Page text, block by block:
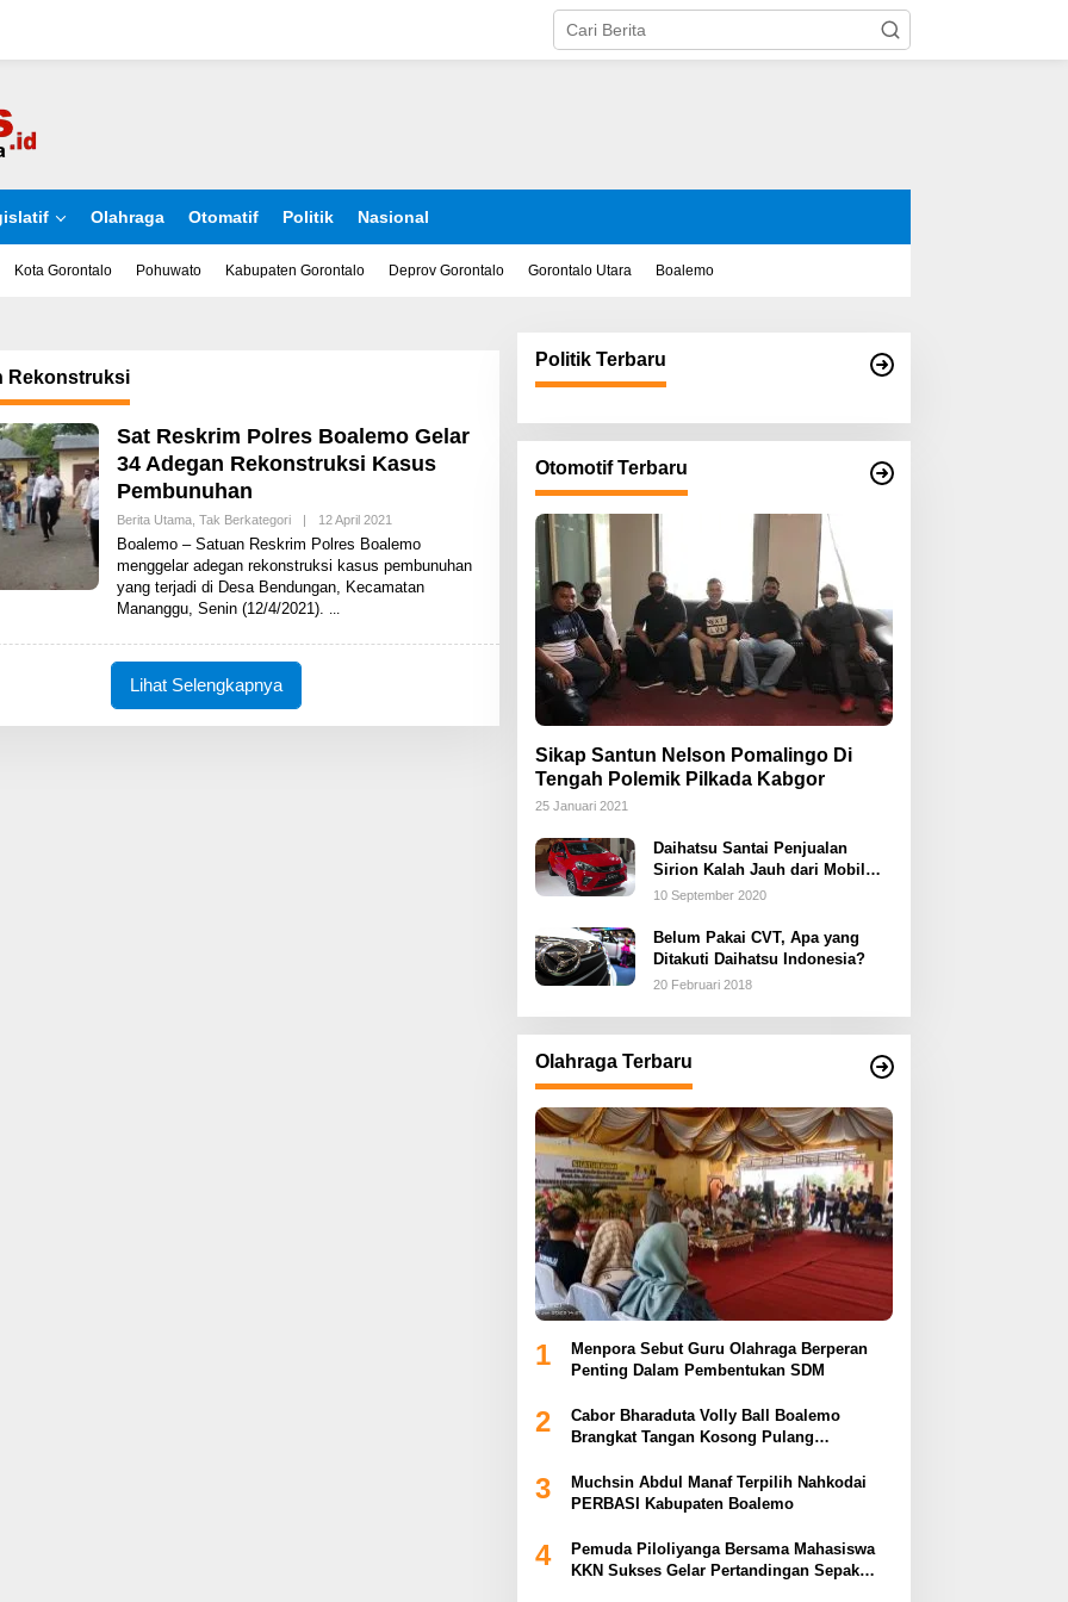
Olahraga Otomatif Politik Nasional
Kota Gorontalo Pohuwato Kabupaten Gorontalo Deprov Gorontalo Gorontalo Utara Boalemo
Rekonstruksi
Sat Reskrim Polres Boalemo Gelar
34 Adegan Rekonstruksi Kasus
Pembunuhan
Berita Utama, Tak Berkategori | 12 April 2021
E
H
S
Boalemo – Satuan Reskrim Polres Boalemo
menggelar adegan rekonstruksi kasus pembunuhan
yang terjadi di Desa Bendungan, Kecamatan
Mananggu, Senin (12/4/2021).
Lihat Selengkapnya
Politik Terbaru
Otomotif Terbaru
Sikap Santun Nelson Pomalingo Di
Tengah Polemik Pilkada Kabgor
25 Januari 2021
Daihatsu Santai Penjualan
Sirion Kalah Jauh dari Mobil
LCGC
10 September 2020
Belum Pakai CVT, Apa yang
Ditakuti Daihatsu Indonesia?
20 Februari 2018
Olahraga Terbaru
1
Menpora Sebut Guru Olahraga Berperan
Penting Dalam Pembentukan SDM
2
Cabor Bharaduta Volly Ball Boalemo
Brangkat Tangan Kosong Pulang
3
Muchsin Abdul Manaf Terpilih Nahkodai
PERBASI Kabupaten Boalemo
4
Pemuda Piloliyanga Bersama Mahasiswa
KKN Sukses Gelar Pertandingan Sepak